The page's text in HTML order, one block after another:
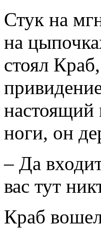
Стук на
на
стоял
настоящий
ноги, он
– Да
вас тут
Краб